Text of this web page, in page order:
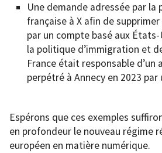
Une demande adressée par la
française à X afin de
par un compte basé aux
la politique d’immigration et
France était responsable
perpétré à Annecy en 2023 par
Espérons que ces exemples
en profondeur le nouveau régime
européen en matière numérique.